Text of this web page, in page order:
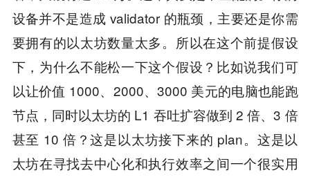
设备并不是造成 validator 的瓶颈，主要还是你需
要拥有的以太坊数量太多。所以在这个前提假设
下，为什么不能松一下这个假设？比如说我们可
以让价值 1000、2000、3000 美元的电脑也能跑
节点，同时以太坊的 L1 吞吐扩容做到 2 倍、3 倍
甚至 10 倍？这是以太坊接下来的 plan。这是以
太坊在寻找去中心化和执行效率之间一个很实用